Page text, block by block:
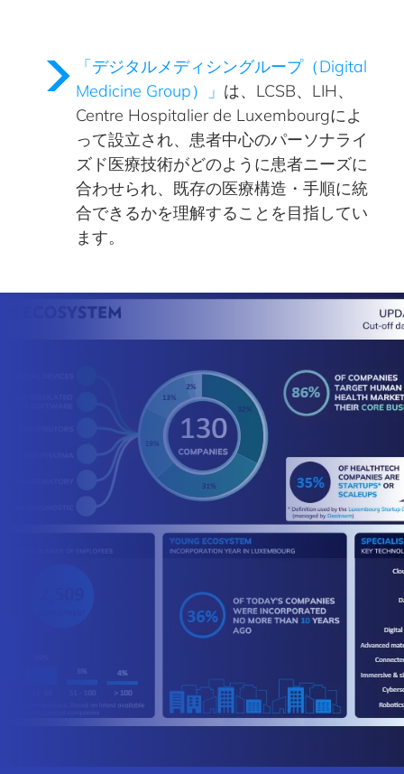
「デジタルメディシングループ（Digital
Medicine Group）」 は、LCSB、LIH、
Centre Hospitalier de Luxembourgによ
って設立され、 患者中心のパーソナライ
ズド医療技術がどのように患者ニーズに
合わせられ、 既存の医療構造・手順に統
合できるかを理解することを目指してい
ます。